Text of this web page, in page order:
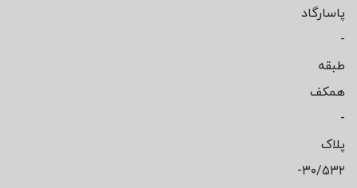
پاسارگاد
-
طبقه
همکف
-
پلاک
۳۰/۵۳۲-